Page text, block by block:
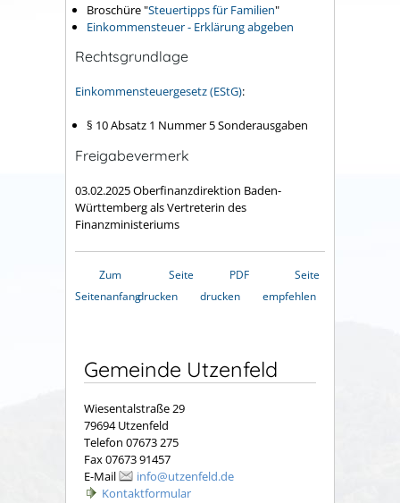
Broschüre "Steuertipps für Familien"
Einkommensteuer - Erklärung abgeben
Rechtsgrundlage
Einkommensteuergesetz (EStG):
§ 10 Absatz 1 Nummer 5Sonderausgaben
Freigabevermerk
03.02.2025Oberfinanzdirektion Baden-
Württemberg als Vertreterin des
Finanzministeriums
Zum
Seitenanfang
Seite
drucken
PDF
drucken
Seite
empfehlen
Gemeinde Utzenfeld
Wiesentalstraße 29
79694 Utzenfeld
Telefon 07673 275
Fax 07673 91457
E-Mail
info@utzenfeld.de
Kontaktformular